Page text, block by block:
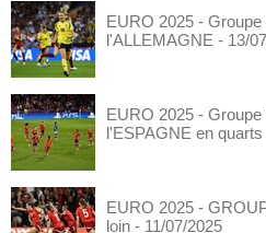
EURO 2025 -
l'ALLEMAGNE - 13/
EURO 2025 -
l'ESPAGNE en quarts
EURO 2025 -
loin - 11/07/2025